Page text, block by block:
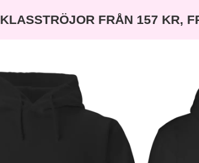
KLASSTRÖJOR FRÅN 157 KR,